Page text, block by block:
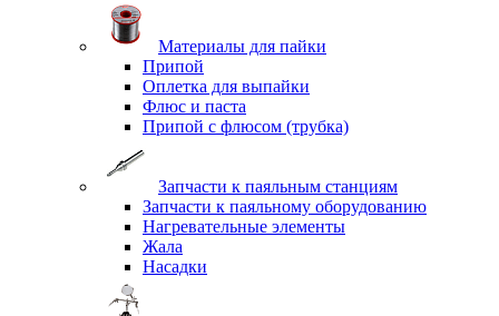
Материалы для пайки
Припой
Оплетка для выпайки
Флюс и паста
Припой с флюсом (трубка)
Запчасти к паяльным станциям
Запчасти к паяльному оборудованию
Нагревательные элементы
Жала
Насадки